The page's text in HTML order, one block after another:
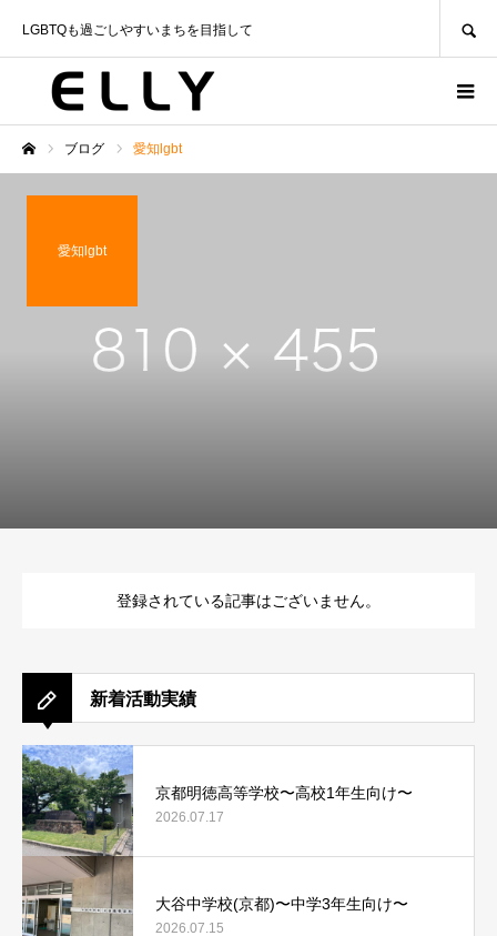
LGBTQも過ごしやすいまちを目指して
ブログ 愛知lgbt
愛知lgbt
登録されている記事はございません。
新着活動実績
京都明徳高等学校〜高校1年生向け〜
2026.07.17
大谷中学校(京都)〜中学3年生向け〜
2026.07.15